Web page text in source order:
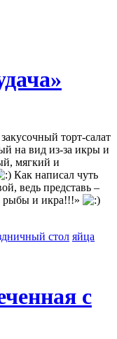
торт-салат
на вид из-за икры и
мягкий и
Как написал чуть
ведь представь –
рыбы и икра!!!»
стол яйца
с